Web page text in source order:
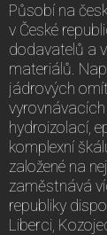
Působí na
v České
dodavatelů a
materiálů.
jádrových
hydroizolací,
komplexní
založené na
zaměstnává
republiky
Liberci,